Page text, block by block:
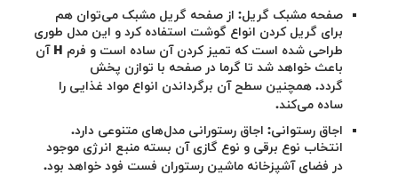
صفحه مشبک گریل: از صفحه گریل مشبک می‌توان هم
برای گریل کردن انواع گوشت استفاده کرد و این مدل طوری
طراحی شده است که تمیز کردن آن ساده است و فرم H آن
باعث خواهد شد تا گرما در صفحه با توازن پخش
گردد. همچنین سطح آن برگرداندن انواع مواد غذایی را
ساده می‌کند.
اجاق رستوانی: اجاق رستورانی مدل‌های متنوعی دارد.
انتخاب نوع برقی و نوع گازی آن بسته منبع انرژی موجود
در فضای آشپزخانه ماشین رستوران فست فود خواهد بود.